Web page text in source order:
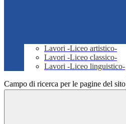
Lavori -Liceo artistico-
Lavori -Liceo classico-
Lavori -Liceo linguistico-
Campo di ricerca per le pagine del sito